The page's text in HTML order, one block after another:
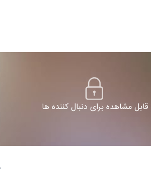
قابل مشاهده برای دنبال کننده ها